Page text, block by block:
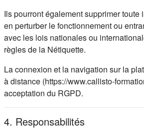
Ils pourront également supprimer toute
en perturber le fonctionnement ou
avec les lois nationales ou
règles de la Nétiquette.
La connexion et la navigation sur la
à distance (https://www.callisto-
acceptation du RGPD.
4. Responsabilités